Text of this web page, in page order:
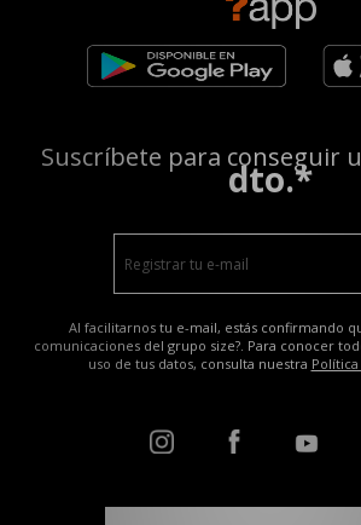
Suscríbete para conseguir
dto.*
Al facilitarnos tu e-mail, estás confirmando
comunicaciones del grupo size?. Para conocer
uso de tus datos, consulta nuestra